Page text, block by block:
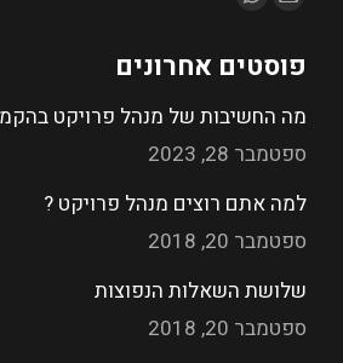
פוסטים אחרונים
מה החשיבות של מנהל פרויקט
ספטמבר 28, 2023
למה אתם רוצים מנהל פרויקט ?
ספטמבר 20, 2018
שלושת השאלות הנפוצות
ספטמבר 20, 2018